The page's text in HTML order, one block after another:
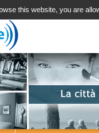
this website, you are